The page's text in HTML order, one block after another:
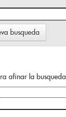
busqueda
afinar la busqueda.